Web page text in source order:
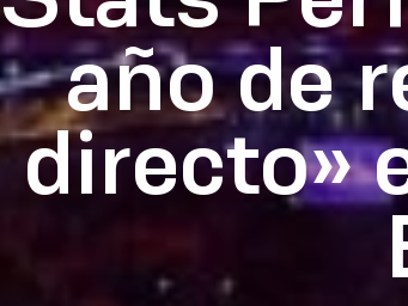
año de
directo»